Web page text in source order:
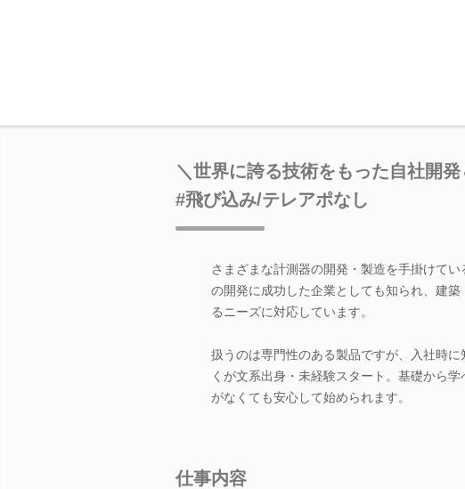
＼世界に誇る技術をもった自社開
#飛び込み/テレアポなし
さまざまな計測器の開発・製造を手掛けて
の開発に成功した企業としても知られ、建
るニーズに対応しています。
扱うのは専門性のある製品ですが、入社時
くが文系出身・未経験スタート。基礎から
がなくても安心して始められます。
仕事内容